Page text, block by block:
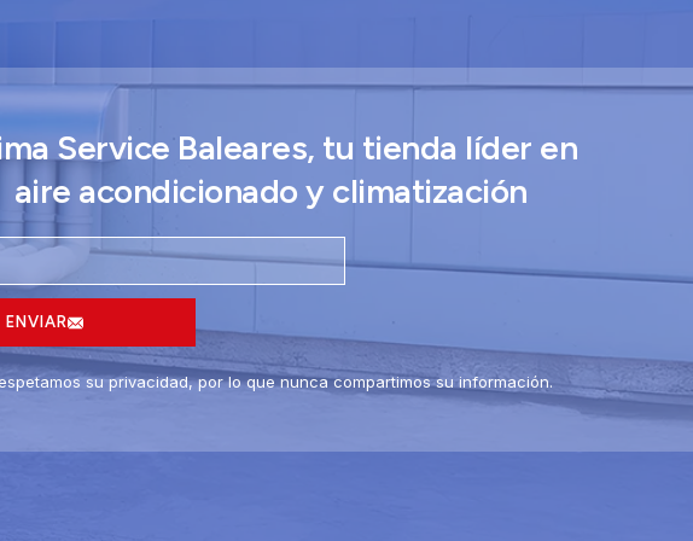
Service Baleares, tu tienda líder en
aire acondicionado y climatización
ENVIAR
su privacidad, por lo que nunca compartimos su información.